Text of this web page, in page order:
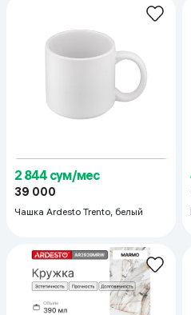
2 844 сум/мес
39 000
Чашка Ardesto Trento, белый